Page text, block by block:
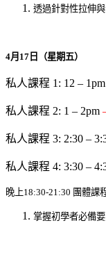
透過針對性拉伸
4月 17 日（星期五）
私人課程 1: 12 – 1pm
私人課程 2: 1 – 2pm
私人課程 3: 2:30 –
私人課程 4: 3:30 –
晚上18:30-21:30 團體課
掌握初學者必備